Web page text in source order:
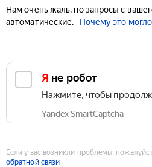
Нам очень жаль, но запросы с
автоматические.
Почему это
Я не робот
Нажмите, чтобы
Yandex SmartCaptcha
Если у вас возникли проблемы,
обратной связи